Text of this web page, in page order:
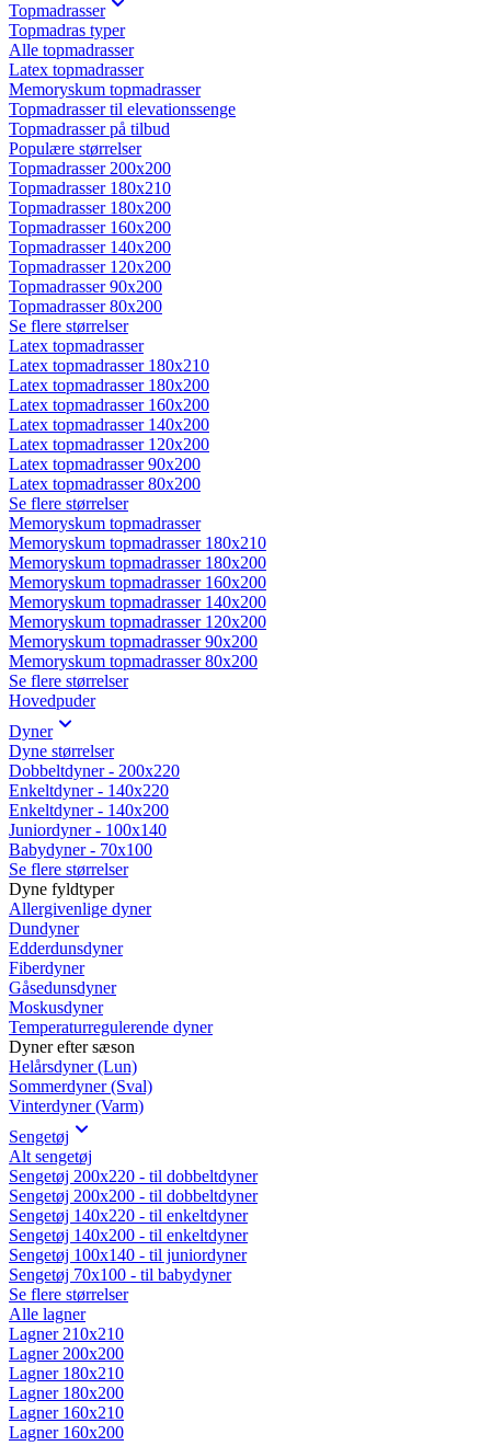
Topmadrasser
Topmadras typer
Alle topmadrasser
Latex topmadrasser
Memoryskum topmadrasser
Topmadrasser til elevationssenge
Topmadrasser på tilbud
Populære størrelser
Topmadrasser 200x200
Topmadrasser 180x210
Topmadrasser 180x200
Topmadrasser 160x200
Topmadrasser 140x200
Topmadrasser 120x200
Topmadrasser 90x200
Topmadrasser 80x200
Se flere størrelser
Latex topmadrasser
Latex topmadrasser 180x210
Latex topmadrasser 180x200
Latex topmadrasser 160x200
Latex topmadrasser 140x200
Latex topmadrasser 120x200
Latex topmadrasser 90x200
Latex topmadrasser 80x200
Se flere størrelser
Memoryskum topmadrasser
Memoryskum topmadrasser 180x210
Memoryskum topmadrasser 180x200
Memoryskum topmadrasser 160x200
Memoryskum topmadrasser 140x200
Memoryskum topmadrasser 120x200
Memoryskum topmadrasser 90x200
Memoryskum topmadrasser 80x200
Se flere størrelser
Hovedpuder
Dyner
Dyne størrelser
Dobbeltdyner - 200x220
Enkeltdyner - 140x220
Enkeltdyner - 140x200
Juniordyner - 100x140
Babydyner - 70x100
Se flere størrelser
Dyne fyldtyper
Allergivenlige dyner
Dundyner
Edderdunsdyner
Fiberdyner
Gåsedunsdyner
Moskusdyner
Temperaturregulerende dyner
Dyner efter sæson
Helårsdyner (Lun)
Sommerdyner (Sval)
Vinterdyner (Varm)
Sengetøj
Alt sengetøj
Sengetøj 200x220 - til dobbeltdyner
Sengetøj 200x200 - til dobbeltdyner
Sengetøj 140x220 - til enkeltdyner
Sengetøj 140x200 - til enkeltdyner
Sengetøj 100x140 - til juniordyner
Sengetøj 70x100 - til babydyner
Se flere størrelser
Alle lagner
Lagner 210x210
Lagner 200x200
Lagner 180x210
Lagner 180x200
Lagner 160x210
Lagner 160x200